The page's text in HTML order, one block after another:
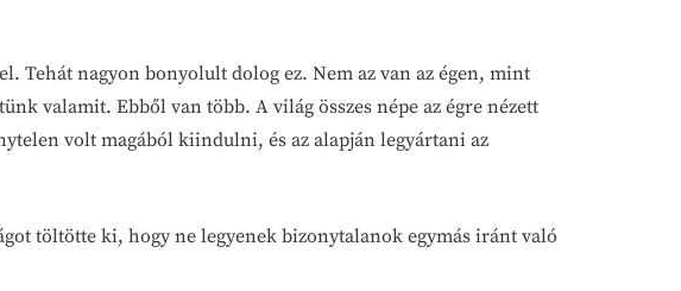
Tehát nagyon bonyolult dolog ez. Nem az van az égen, mint
valamit. Ebből van több. A világ összes népe az égre nézett
volt magából kiindulni, és az alapján legyártani az
töltötte ki, hogy ne legyenek bizonytalanok egymás iránt való